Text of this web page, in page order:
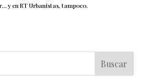
y en RT Urbanistas, tampoco.